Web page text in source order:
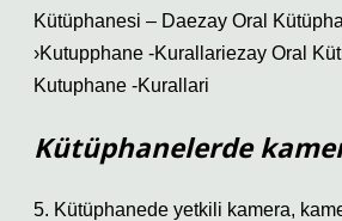
Kütüphanesi – Daezay Oral
›Kutupphane -Kurallariezay Oral
Kutuphane -Kurallari
Kütüphanelerde
5. Kütüphanede yetkili kamera,